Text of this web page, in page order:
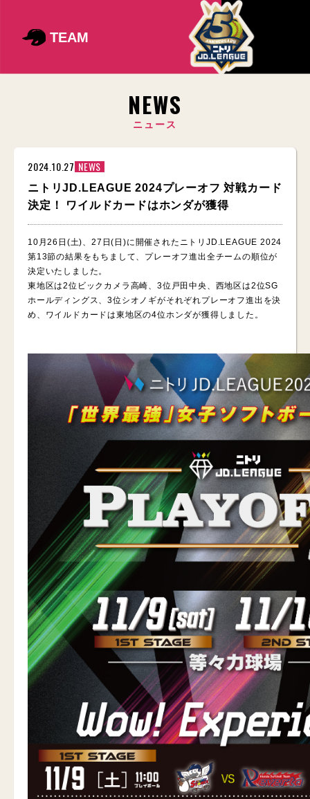
TEAM
NEWS
ニュース
2024.10.27 NEWS
ニトリJD.LEAGUE 2024プレーオフ 対戦カード
決定！ ワイルドカードはホンダが獲得
10月26日(土)、27日(日)に開催されたニトリJD.LEAGUE 2024
第13節の結果をもちまして、プレーオフ進出全チームの順位が
決定いたしました。
東地区は2位ビックカメラ高崎、3位戸田中央、西地区は2位SG
ホールディングス、3位シオノギがそれぞれプレーオフ進出を決
め、ワイルドカードは東地区の4位ホンダが獲得しました。